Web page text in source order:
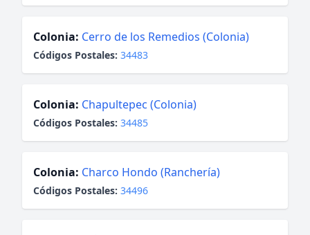
Colonia: Cerro de los Remedios (Colonia)
Códigos Postales: 34483
Colonia: Chapultepec (Colonia)
Códigos Postales: 34485
Colonia: Charco Hondo (Ranchería)
Códigos Postales: 34496